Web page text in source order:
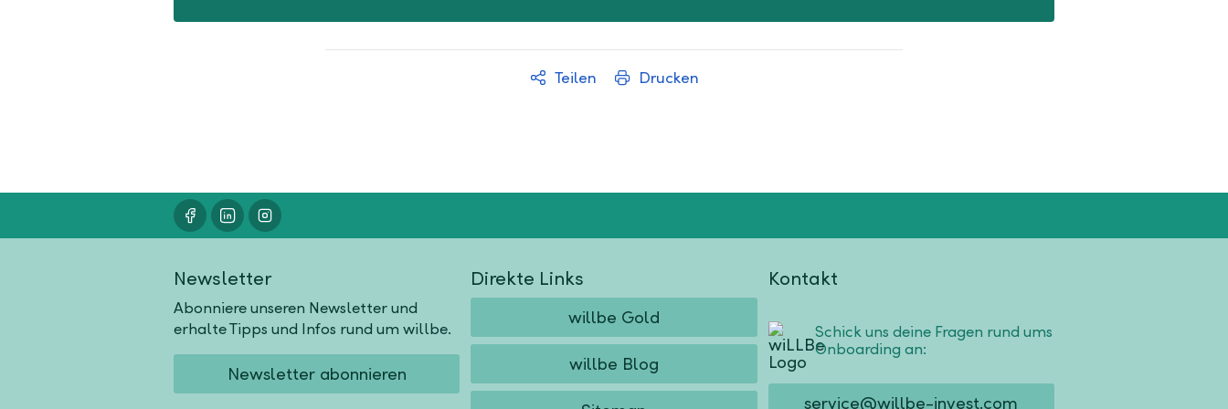
Teilen Drucken
Newsletter
Abonniere unseren Newsletter und
erhalte Tipps und Infos rund um willbe.
Newsletter abonnieren
Kontakt
Schick uns deine Fragen rund ums
Onboarding an:
service@willbe-invest.com
Direkte Links
willbe Gold
willbe Blog